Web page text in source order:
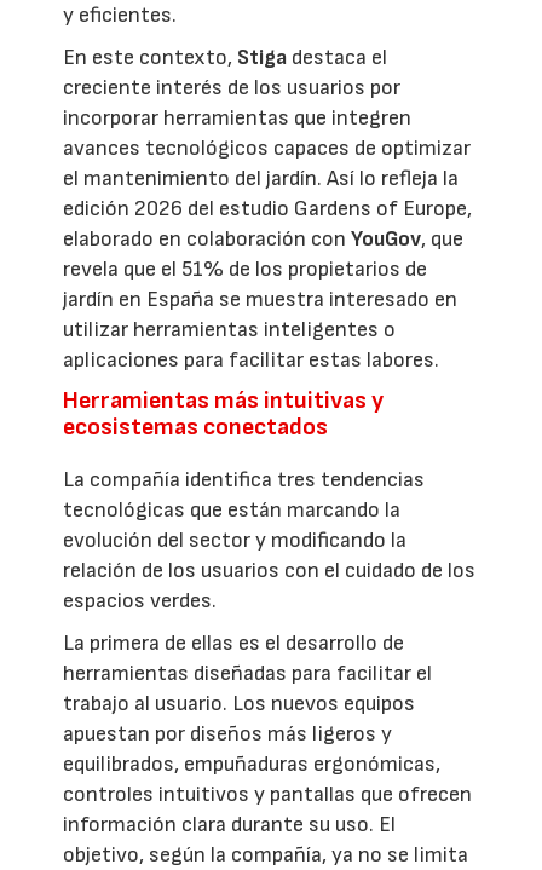
y eficientes.
En este contexto, Stiga destaca el
creciente interés de los usuarios por
incorporar herramientas que integren
avances tecnológicos capaces de optimizar
el mantenimiento del jardín. Así lo refleja la
edición 2026 del estudio Gardens of Europe,
elaborado en colaboración conYouGov, que
revela que el 51% de los propietarios de
jardín en España se muestra interesado en
utilizar herramientas inteligentes o
aplicaciones para facilitar estas labores.
Herramientas más intuitivas y
ecosistemas conectados
La compañía identifica tres tendencias
tecnológicas que están marcando la
evolución del sector y modificando la
relación de los usuarios con el cuidado de los
espacios verdes.
La primera de ellas es el desarrollo de
herramientas diseñadas para facilitar el
trabajo al usuario. Los nuevos equipos
apuestan por diseños más ligeros y
equilibrados, empuñaduras ergonómicas,
controles intuitivos y pantallas que ofrecen
información clara durante su uso. El
objetivo, según la compañía, ya no se limita